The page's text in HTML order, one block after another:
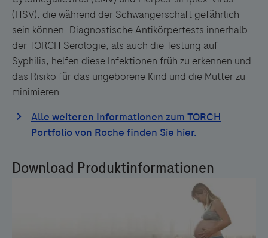
(HSV), die während der Schwangerschaft gefährlich
sein können. Diagnostische Antikörpertests innerhalb
der TORCH Serologie, als auch die Testung auf
Syphilis, helfen diese Infektionen früh zu erkennen und
das Risiko für das ungeborene Kind und die Mutter zu
minimieren.